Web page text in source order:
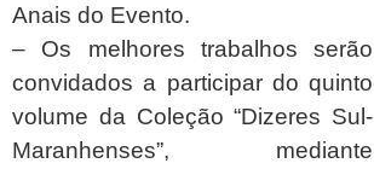
Anais do Evento.
– Os melhores trabalhos serão
convidados a participar do quinto
volume da Coleção “Dizeres Sul-
Maranhenses”, mediante